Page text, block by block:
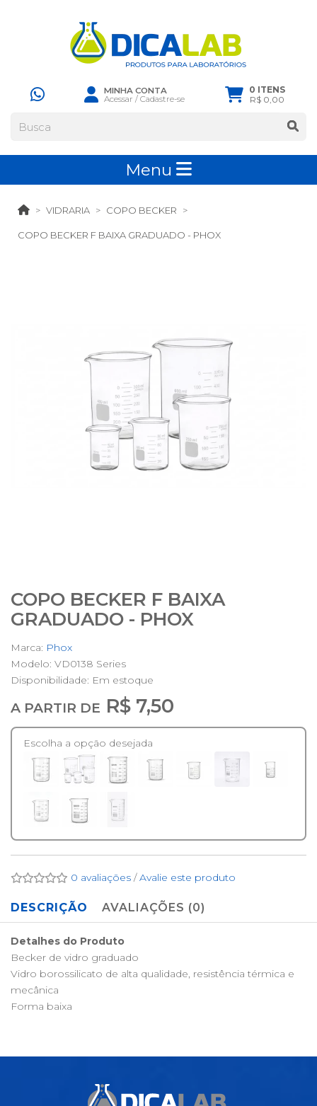
MINHA CONTA
Acessar /Cadastre-se
0 ITENS
R$ 0,00
Menu
VIDRARIA COPO BECKER
COPO BECKER F BAIXA GRADUADO - PHOX
COPO BECKER F BAIXA
GRADUADO - PHOX
Marca: Phox
Modelo: VD0138 Series
Disponibilidade: Em estoque
A PARTIR DE R$ 7,50
Escolha a opção desejada
0 avaliações /Avalie este produto
DESCRIÇÃO AVALIAÇÕES (0)
Detalhes do Produto
Becker de vidro graduado
Vidro borossilicato de alta qualidade, resistência térmica e
mecânica
Forma baixa